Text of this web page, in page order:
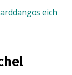
eich